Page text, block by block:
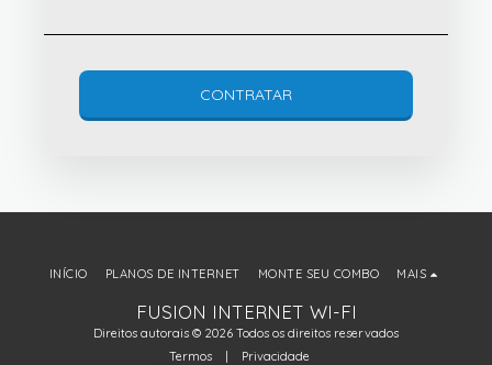
CONTRATAR
FUSION INTERNET WI-FI
Direitos autorais © 2026 Todos os direitos reservados
Termos | Privacidade
INÍCIO PLANOS DE INTERNET MONTE SEU COMBO MAIS